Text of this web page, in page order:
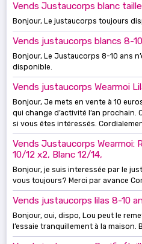
Vends Justaucorps blanc
Bonjour, Le justaucorps toujours
Vends justaucorps blancs 8-
Bonjour, Le Justaucorps 8-10 ans
disponible.
Vends justaucorps Wearmoi
Bonjour, Je mets en vente à 10
qui change d’activité l’an prochain.
si vous êtes intéressés.
Vends Justaucorps Wearmoi:
10/12 x2, Blanc 12/14,
Bonjour, je suis interessée par le
vous toujours? Merci par avance
Vends justaucorps lilas 8-10
Bonjour, oui, dispo, Lou peut le
l’essaie tranquillement à la maison.